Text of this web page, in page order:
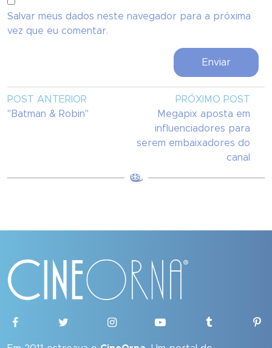
Salvar meus dados neste navegador para a próxima
vez que eu comentar.
POST ANTERIOR
"Batman & Robin"
PRÓXIMO POST
Megapix aposta em
influenciadores para
serem embaixadores do
canal